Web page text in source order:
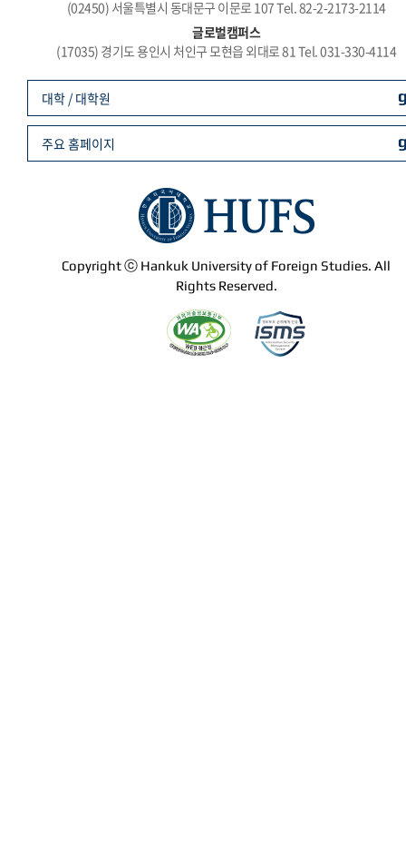
(02450) 서울특별시 동대문구 이문로 107 Tel. 82-2-2173-2114
글로벌캠퍼스
(17035) 경기도 용인시 처인구 모현읍 외대로 81 Tel. 031-330-4114
Copyright ⓒ Hankuk University of Foreign Studies. All
Rights Reserved.
대학 / 대학원
주요 홈페이지